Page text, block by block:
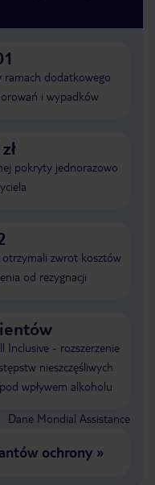
ramach dodatkowego
i wypadków
pokryty jednorazowo
zwrot kosztów
od rezygnacji
Inclusive - rozszerzenie
nieszczęśliwych
wpływem alkoholu
Dane Mondial Assistance
ochrony»